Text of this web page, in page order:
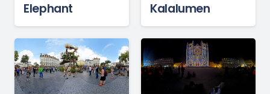
Kalalumen
Elephant